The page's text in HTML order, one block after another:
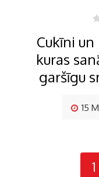
Cukīni
kuras
garšīgu
15
1